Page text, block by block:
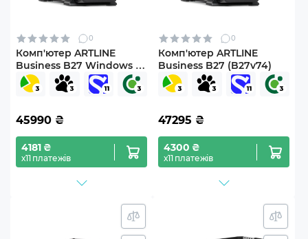
0
Комп'ютер ARTLINE
Business B27 Windows 11
Pro (B27v71Win)
45990 ₴
4181 ₴
х11 платежів
0
Комп'ютер ARTLINE
Business B27 (B27v74)
47295 ₴
4300 ₴
х11 платежів